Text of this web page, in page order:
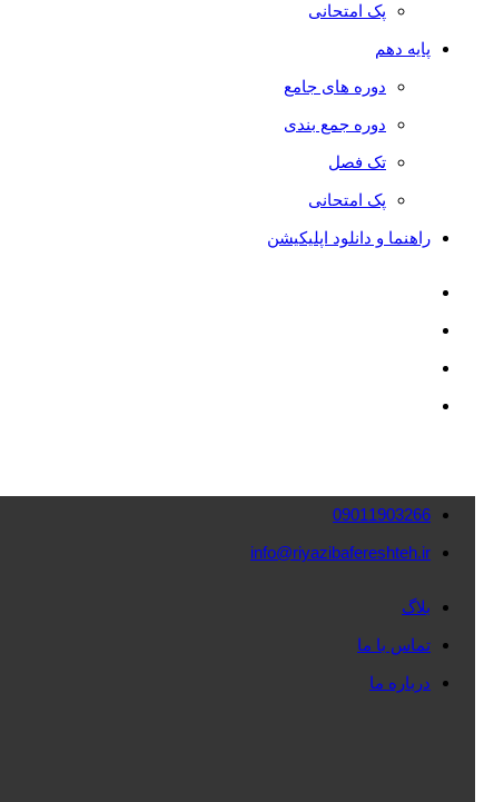
پک امتحانی
پایه دهم
دوره های جامع
دوره جمع بندی
تک فصل
پک امتحانی
راهنما و دانلود اپلیکیشن
09011903266
info@riyazibafereshteh.ir
بلاگ
تماس با ما
درباره ما